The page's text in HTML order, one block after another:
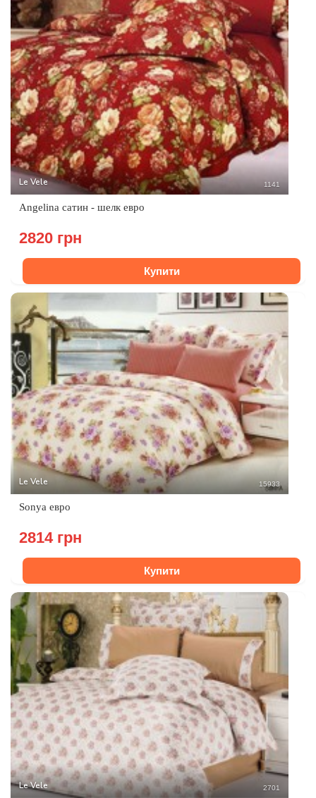
Le Vele 1141
Angelina сатин - шелк евро
2820 грн
Купити
Le Vele 15933
Sonya евро
2814 грн
Купити
Le Vele 2701